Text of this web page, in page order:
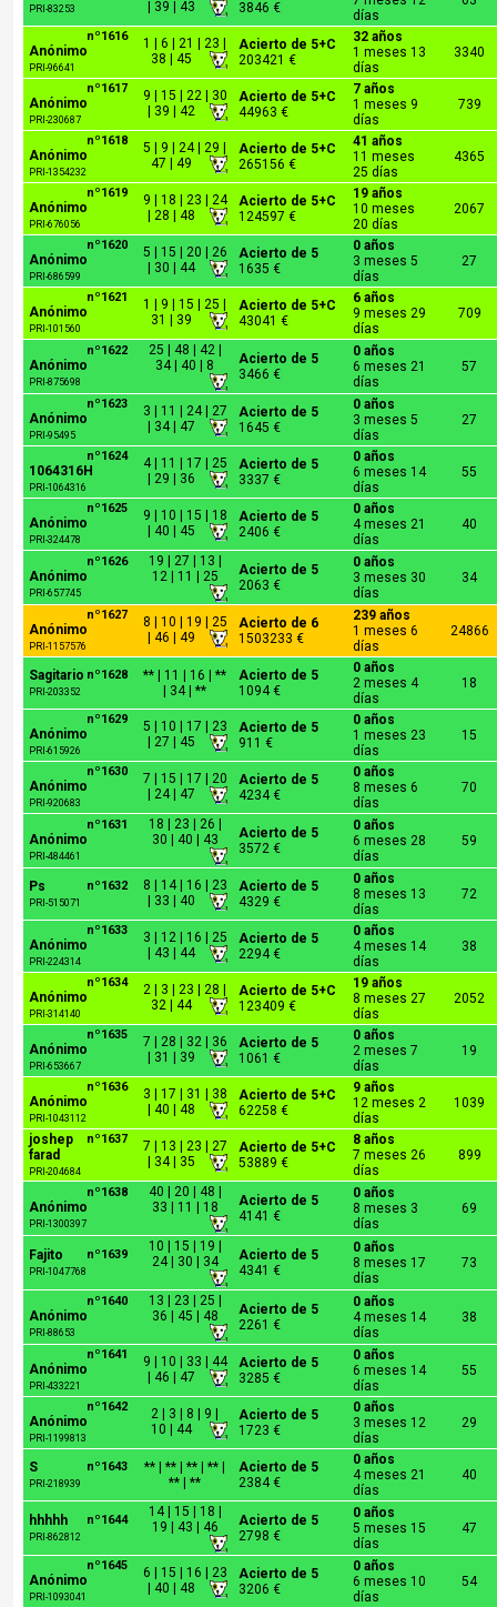
PRI-83253 | 39 | 43
3846 €
días
nº1616
Anónimo
PRI-96641
1 | 6 | 21 | 23 |
38 | 45
Acierto de 5+C
203421 €
32 años
1 meses 13
días
3340
nº1617
Anónimo
PRI-230687
9 | 15 | 22 | 30
| 39 | 42
Acierto de 5+C
44963 €
7 años
1 meses 9
días
739
nº1618
Anónimo
PRI-1354232
5 | 9 | 24 | 29 |
47 | 49
Acierto de 5+C
265156 €
41 años
11 meses
25 días
4365
nº1619
Anónimo
PRI-676056
9 | 18 | 23 | 24
| 28 | 48
Acierto de 5+C
124597 €
19 años
10 meses
20 días
2067
nº1620
Anónimo
PRI-686599
5 | 15 | 20 | 26
| 30 | 44
Acierto de 5
1635 €
0 años
3 meses 5
días
27
nº1621
Anónimo
PRI-101560
1 | 9 | 15 | 25 |
31 | 39
Acierto de 5+C
43041 €
6 años
9 meses 29
días
709
nº1622
Anónimo
PRI-875698
25 | 48 | 42 |
34 | 40 | 8
Acierto de 5
3466 €
0 años
6 meses 21
días
57
nº1623
Anónimo
PRI-95495
3 | 11 | 24 | 27
| 34 | 47
Acierto de 5
1645 €
0 años
3 meses 5
días
27
nº1624
1064316H
PRI-1064316
4 | 11 | 17 | 25
| 29 | 36
Acierto de 5
3337 €
0 años
6 meses 14
días
55
nº1625
Anónimo
PRI-324478
9 | 10 | 15 | 18
| 40 | 45
Acierto de 5
2406 €
0 años
4 meses 21
días
40
nº1626
Anónimo
PRI-657745
19 | 27 | 13 |
12 | 11 | 25
Acierto de 5
2063 €
0 años
3 meses 30
días
34
nº1627
Anónimo
PRI-1157576
8 | 10 | 19 | 25
| 46 | 49
Acierto de 6
1503233 €
239 años
1 meses 6
días
24866
nº1628
Sagitario
PRI-203352
** | 11 | 16 | **
| 34 | **
Acierto de 5
1094 €
0 años
2 meses 4
días
18
nº1629
Anónimo
PRI-615926
5 | 10 | 17 | 23
| 27 | 45
Acierto de 5
911 €
0 años
1 meses 23
días
15
nº1630
Anónimo
PRI-920683
7 | 15 | 17 | 20
| 24 | 47
Acierto de 5
4234 €
0 años
8 meses 6
días
70
nº1631
Anónimo
PRI-484461
18 | 23 | 26 |
30 | 40 | 43
Acierto de 5
3572 €
0 años
6 meses 28
días
59
nº1632
Ps
PRI-515071
8 | 14 | 16 | 23
| 33 | 40
Acierto de 5
4329 €
0 años
8 meses 13
días
72
nº1633
Anónimo
PRI-224314
3 | 12 | 16 | 25
| 43 | 44
Acierto de 5
2294 €
0 años
4 meses 14
días
38
nº1634
Anónimo
PRI-314140
2 | 3 | 23 | 28 |
32 | 44
Acierto de 5+C
123409 €
19 años
8 meses 27
días
2052
nº1635
Anónimo
PRI-653667
7 | 28 | 32 | 36
| 31 | 39
Acierto de 5
1061 €
0 años
2 meses 7
días
19
nº1636
Anónimo
PRI-1043112
3 | 17 | 31 | 38
| 40 | 48
Acierto de 5+C
62258 €
9 años
12 meses 2
días
1039
nº1637
joshep
farad
PRI-204684
7 | 13 | 23 | 27
| 34 | 35
Acierto de 5+C
53889 €
8 años
7 meses 26
días
899
nº1638
Anónimo
PRI-1300397
40 | 20 | 48 |
33 | 11 | 18
Acierto de 5
4141 €
0 años
8 meses 3
días
69
nº1639
Fajito
PRI-1047768
10 | 15 | 19 |
24 | 30 | 34
Acierto de 5
4341 €
0 años
8 meses 17
días
73
nº1640
Anónimo
PRI-88653
13 | 23 | 25 |
36 | 45 | 48
Acierto de 5
2261 €
0 años
4 meses 14
días
38
nº1641
Anónimo
PRI-433221
9 | 10 | 33 | 44
| 46 | 47
Acierto de 5
3285 €
0 años
6 meses 14
días
55
nº1642
Anónimo
PRI-1199813
2 | 3 | 8 | 9 |
10 | 44
Acierto de 5
1723 €
0 años
3 meses 12
días
29
nº1643
S
PRI-218939
** | ** | ** | ** |
** | **
Acierto de 5
2384 €
0 años
4 meses 21
días
40
nº1644
hhhhh
PRI-862812
14 | 15 | 18 |
19 | 43 | 46
Acierto de 5
2798 €
0 años
5 meses 15
días
47
nº1645
Anónimo
PRI-1093041
6 | 15 | 16 | 23
| 40 | 48
Acierto de 5
3206 €
0 años
6 meses 10
días
54